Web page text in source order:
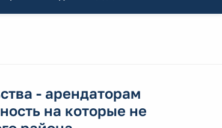
- арендаторам
на которые не